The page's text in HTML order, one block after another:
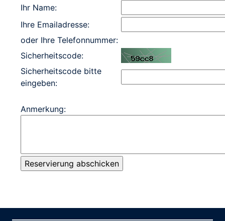
Ihr Name:
Ihre Emailadresse:
oder Ihre Telefonnummer:
Sicherheitscode:
Sicherheitscode bitte
eingeben:
Anmerkung: